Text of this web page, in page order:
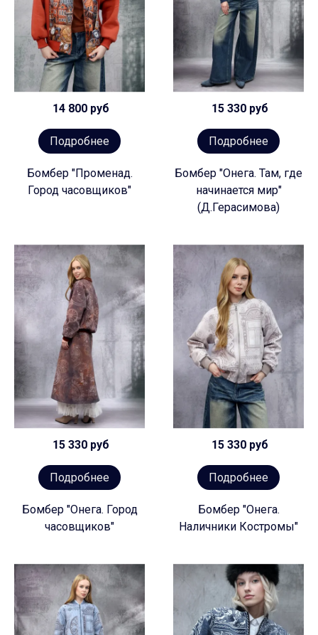
14 800 руб
Подробнее
Бомбер "Променад.
Город часовщиков"
15 330 руб
Подробнее
Бомбер "Онега. Там, где
начинается мир"
(Д.Герасимова)
15 330 руб
Подробнее
Бомбер "Онега. Город
часовщиков"
15 330 руб
Подробнее
Бомбер "Онега.
Наличники Костромы"